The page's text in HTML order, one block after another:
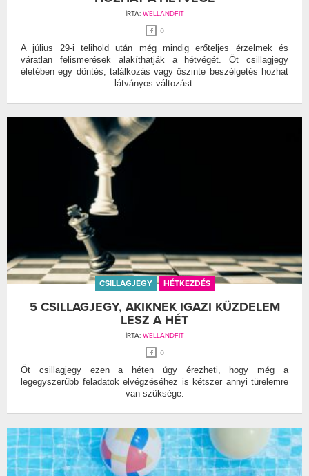
ÍRTA: WELLANDFIT
0
A július 29-i telihold után még mindig erőteljes érzelmek és
váratlan felismerések alakíthatják a hétvégét. Öt csillagjegy
életében egy döntés, találkozás vagy őszinte beszélgetés hozhat
látványos változást.
CSILLAGJEGY HÉTKEZDÉS
5 CSILLAGJEGY, AKIKNEK IGAZI KÜZDELEM
LESZ A HÉT
ÍRTA: WELLANDFIT
0
Öt csillagjegy ezen a héten úgy érezheti, hogy még a
legegyszerűbb feladatok elvégzéséhez is kétszer annyi türelemre
van szüksége.